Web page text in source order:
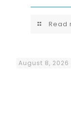
Read
August 8, 2026